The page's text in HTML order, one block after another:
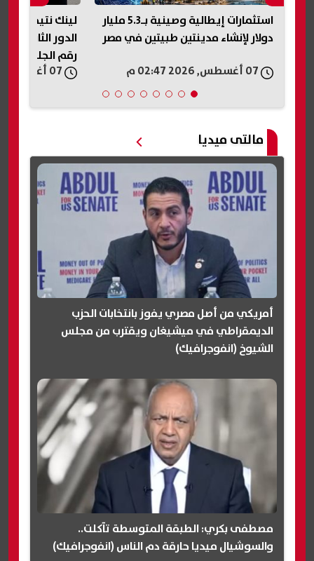
استثمارات إيطالية وصينية بـ5.3 مليار
دولار لإنشاء مدينتين طبيتين في مصر
لينك نتيجة
رقم الجلوس
مالتى ميديا
أمريكي من أصل مصري يفوز بانتخابات الحزب
الديمقراطي في ميشيغان ويقترب من مجلس
الشيوخ (انفوجرافيك)
مصطفى بكري: الطبقة المتوسطة تآكلت..
والسوشيال ميديا حارقة دم الناس (انفوجرافيك)